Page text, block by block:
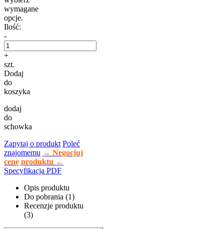
wymagane
opcje.
Ilość:
-
+
szt.
Dodaj
do
koszyka
dodaj
do
schowka
Zapytaj o produkt Poleć
znajomemu → Negocjuj
cenę produktu ←
Specyfikacja PDF
Opis produktu
Do pobrania (1)
Recenzje produktu
(3)